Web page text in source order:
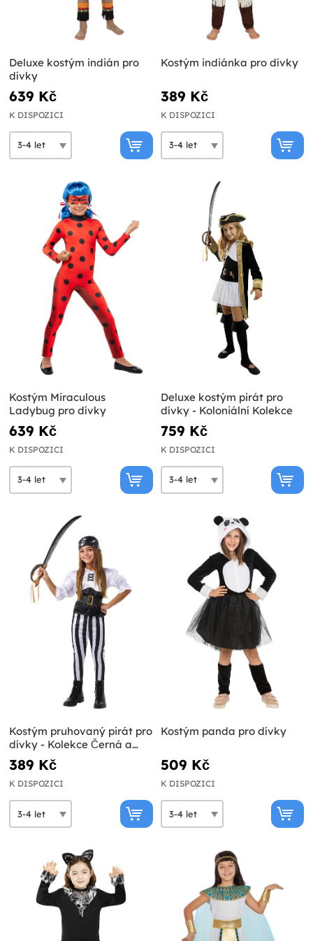
Deluxe kostým indián pro
dívky
639 Kč
K DISPOZICI
Kostým indiánka pro dívky
389 Kč
K DISPOZICI
Kostým Miraculous
Ladybug pro dívky
639 Kč
K DISPOZICI
Deluxe kostým pirát pro
dívky - Koloniální Kolekce
759 Kč
K DISPOZICI
Kostým pruhovaný pirát pro
dívky - Kolekce Černá a
Bílá
389 Kč
K DISPOZICI
Kostým panda pro dívky
509 Kč
K DISPOZICI